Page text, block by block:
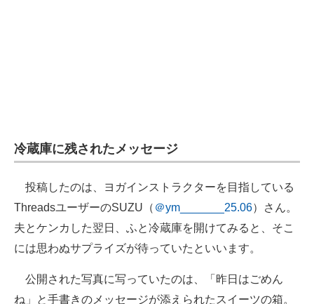
冷蔵庫に残されたメッセージ
投稿したのは、ヨガインストラクターを目指している
ThreadsユーザーのSUZU（ ＠ym_______25.06）さん。
夫とケンカした翌日、ふと冷蔵庫を開けてみると、そこ
には思わぬサプライズが待っていたといいます。
公開された写真に写っていたのは、「昨日はごめん
ね」と手書きのメッセージが添えられたスイーツの箱。